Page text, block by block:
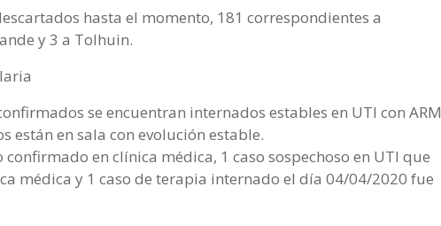
hasta el momento, 181 correspondientes a
y 3 a Tolhuin.
se encuentran internados estables en UTI con ARM
están en sala con evolución estable.
confirmado en clínica médica, 1 caso sospechoso en UTI que
médica y 1 caso de terapia internado el día 04/04/2020 fue